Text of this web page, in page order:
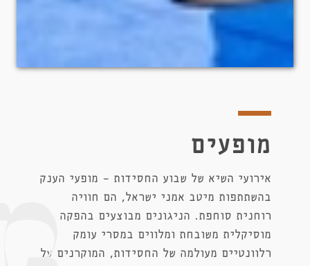
Slide 3 of 10.
מופעים
אירועי השיא של שבוע החסידות - מופעי הענק
בהשתתפות מיטב אמני ישראל, הם חוויה
רוחנית סוחפת. הניגונים מבוצעים בהפקה
מוסיקלית משובחת ומלווים במסרי עומק
רלוונטיים מעולמה של החסידות, המוקרנים על